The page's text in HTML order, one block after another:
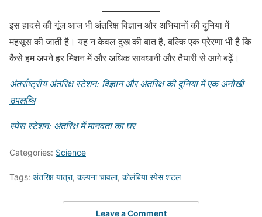
इस हादसे की गूंज आज भी अंतरिक्ष विज्ञान और अभियानों की दुनिया में
महसूस की जाती है। यह न केवल दुख की बात है, बल्कि एक प्रेरणा भी है कि
कैसे हम अपने हर मिशन में और अधिक सावधानी और तैयारी से आगे बढ़ें।
अंतर्राष्ट्रीय अंतरिक्ष स्टेशन: विज्ञान और अंतरिक्ष की दुनिया में एक अनोखी
उपलब्धि
स्पेस स्टेशन: अंतरिक्ष में मानवता का घर
Categories: Science
Tags: अंतरिक्ष यात्रा, कल्पना चावला, कोलंबिया स्पेस शटल
Leave a Comment